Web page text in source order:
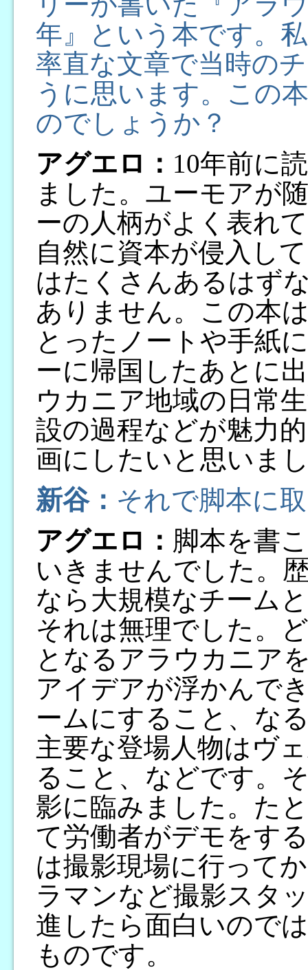
年』という本です。
率直な文章で当時の
うに思います。この
のでしょうか？
アグエロ： 10年前に
ました。ユーモアが
ーの人柄がよく表れ
自然に資本が侵入し
はたくさんあるはず
ありません。この本
とったノートや手紙
ーに帰国したあとに
ウカニア地域の日常
設の過程などが魅力
画にしたいと思いま
新谷： それで脚本に
アグエロ： 脚本を書
いきませんでした。
なら大規模なチーム
それは無理でした。
となるアラウカニア
アイデアが浮かんで
ームにすること、な
主要な登場人物はヴ
ること、などです。
影に臨みました。た
て労働者がデモをす
は撮影現場に行って
ラマンなど撮影スタ
進したら面白いので
ものです。